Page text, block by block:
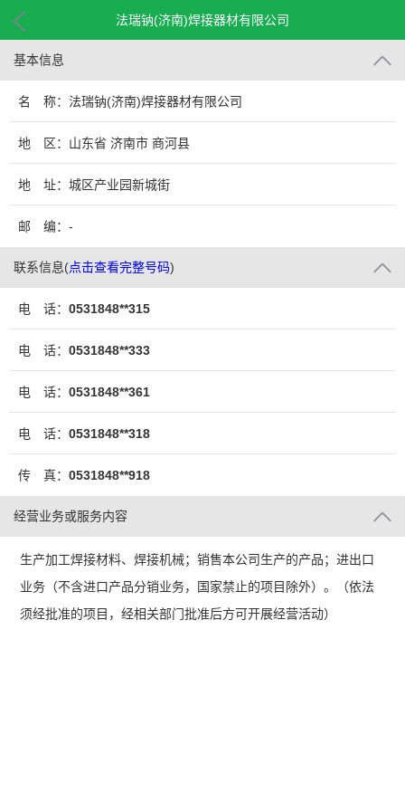
法瑞钠(济南)焊接器材有限公司
基本信息
名 称：法瑞钠(济南)焊接器材有限公司
地 区：山东省 济南市 商河县
地 址：城区产业园新城街
邮 编：-
联系信息(点击查看完整号码)
电 话： 0531848**315
电 话： 0531848**333
电 话： 0531848**361
电 话： 0531848**318
传 真： 0531848**918
经营业务或服务内容
生产加工焊接材料、焊接机械；销售本公司生产的产品；进出口
业务（不含进口产品分销业务，国家禁止的项目除外）。（依法
须经批准的项目，经相关部门批准后方可开展经营活动）